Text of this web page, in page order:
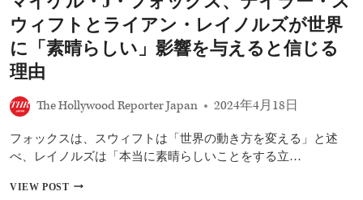
ス
出
演、
発
ウィフトとライアン・レイノルズが世界
に「素晴らしい」影響を与えると信じる
理由
The Hollywood Reporter Japan 2024年4月18日
フォックスは、スウィフトは「世界の動き方を変える」と述
べ、レイノルズは「本当に素晴らしいことをする立…
VIEW POSTマ